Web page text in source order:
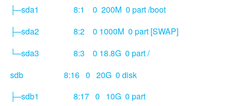
├─sda1 8:1 0 200M 0 part /boot
├─sda2 8:2 0 1000M 0 part [SWAP]
└─sda3 8:3 0 18.8G 0 part /
sdb 8:16 0 20G 0 disk
├─sdb1 8:17 0 10G 0 part